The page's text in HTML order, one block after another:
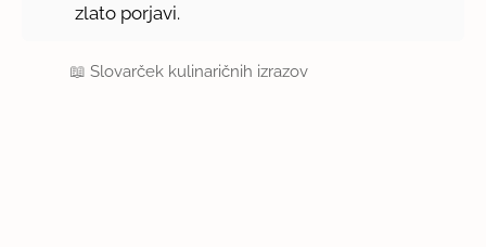
zlato porjavi.
📖Slovarček kulinaričnih izrazov